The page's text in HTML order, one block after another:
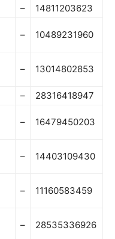
–
14811203623
– 10489231960
– 13014802853
–
28316418947
– 16479450203
– 14403109430
– 11160583459
– 28535336926